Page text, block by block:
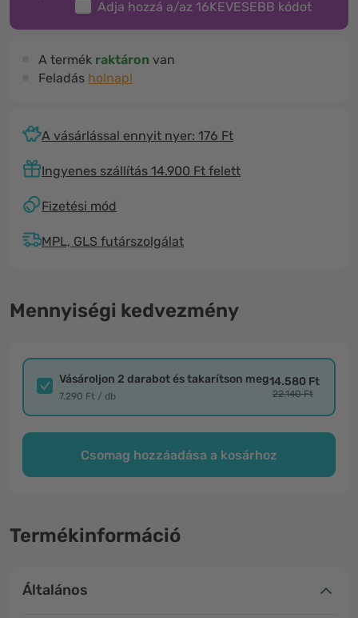
Adja hozzá a/az 16KEVESEBB kódot
A termék raktáron van
Feladás holnap!
A vásárlással ennyit nyer: 176 Ft
Ingyenes szállítás 14.900 Ft felett
Fizetési mód
MPL, GLS futárszolgálat
Mennyiségi kedvezmény
Vásároljon 2 darabot és takarítson meg
7.290 Ft / db
14.580 Ft
22.140 Ft
Csomag hozzáadása a kosárhoz
Termékinformáció
Általános